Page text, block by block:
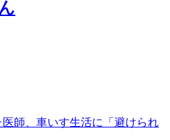
師、車いす生活に「避けられ